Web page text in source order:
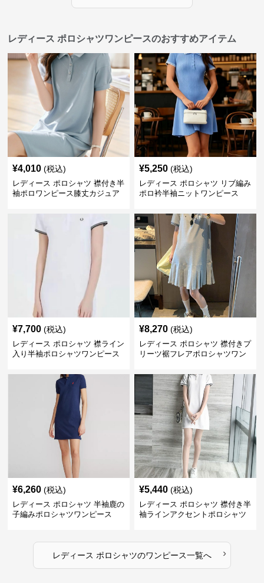
レディース ポロシャツワンピースのおすすめアイテム
¥4,010 (税込)
レディース ポロシャツ 襟付き半
袖ポロワンピース膝丈カジュア
¥5,250 (税込)
レディース ポロシャツ リブ編み
ポロ衿半袖ニットワンピース
¥7,700 (税込)
レディース ポロシャツ 襟ライン
入り半袖ポロシャツワンピース
¥8,270 (税込)
レディース ポロシャツ 襟付きプ
リーツ裾フレアポロシャツワン
¥6,260 (税込)
レディース ポロシャツ 半袖鹿の
子編みポロシャツワンピース
¥5,440 (税込)
レディース ポロシャツ 襟付き半
袖ラインアクセントポロシャツ
レディース ポロシャツのワンピース一覧へ ›